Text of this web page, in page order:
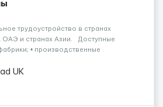
трудоустройство в странах
и странах Азии. Доступные
• производственные
•...
UK